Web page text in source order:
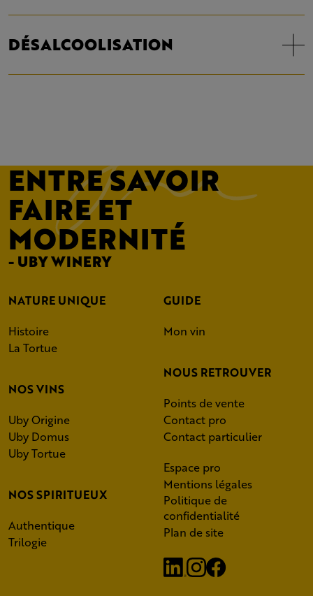
DÉSALCOOLISATION
ENTRE SAVOIR
FAIRE ET
MODERNITÉ
- UBY WINERY
NATURE UNIQUE
Histoire
La Tortue
NOS VINS
Uby Origine
Uby Domus
Uby Tortue
NOS SPIRITUEUX
Authentique
Trilogie
GUIDE
Mon vin
NOUS RETROUVER
Points de vente
Contact pro
Contact particulier
Espace pro
Mentions légales
Politique de
confidentialité
Plan de site